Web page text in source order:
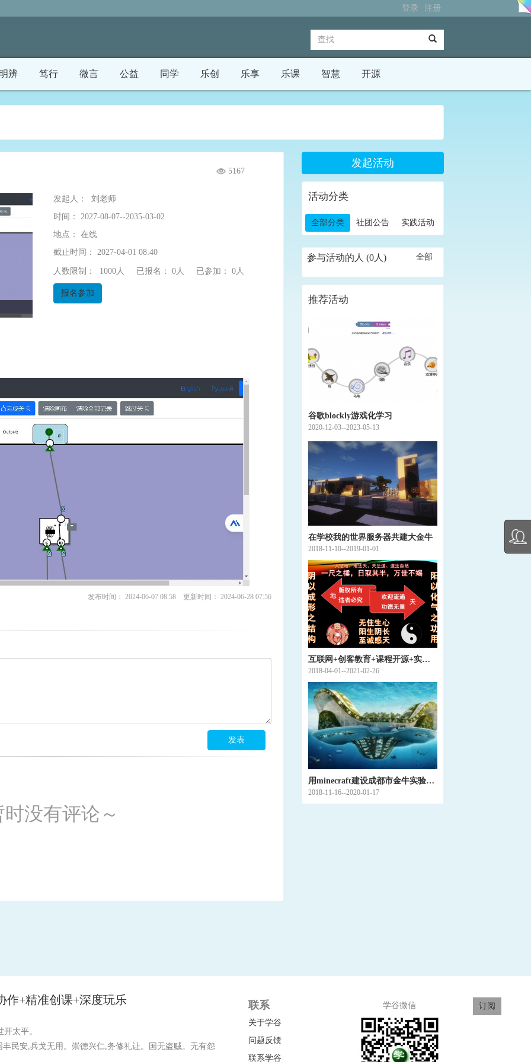
登录 注册
辨 笃行 微言 公益 同学 乐创 乐享 乐课 智慧 开源
发起活动
活动分类
全部分类 社团公告 实践活动
参与活动的人 (0人) 全部
推荐活动
谷歌blockly游戏化学习
2020-12-03--2023-05-13
在学校我的世界服务器共建大金牛
2018-11-10--2019-01-01
互联网+创客教育+课程开源+实时协作研讨
2018-04-01--2021-02-26
用minecraft建设成都市金牛实验中学未来学校
2018-11-16--2020-01-17
5167
发起人： 刘老师
时间： 2027-08-07--2035-03-02
地点： 在线
截止时间： 2027-04-01 08:40
人数限制： 1000人 已报名： 0人 已参加： 0人
报名参加
发布时间： 2024-06-07 08:58 更新时间： 2024-06-28 07:56
发表
时没有评论～
作+精准创课+深度玩乐
太平。
民安,兵戈无用。崇德兴仁,务修礼让。国无盗贼。无有怨
联系
关于学谷
问题反馈
联系学谷
学谷微信 订阅